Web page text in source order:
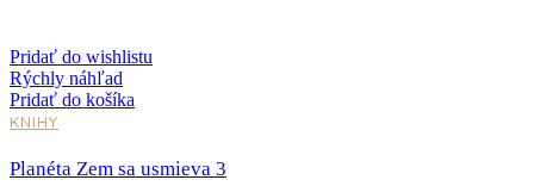
Pridať do wishlistu
Rýchly náhľad
Pridať do košíka
KNIHY
Planéta Zem sa usmieva 3